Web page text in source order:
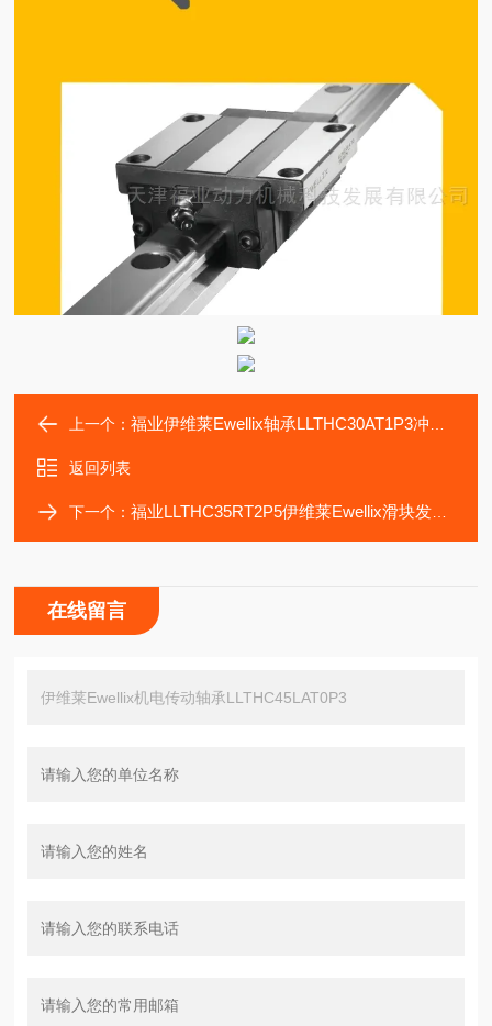
上一个：福业伊维莱Ewellix轴承LLTHC30AT1P3冲床滑块轨
返回列表
下一个：福业LLTHC35RT2P5伊维莱Ewellix滑块发电厂轴承
在线留言